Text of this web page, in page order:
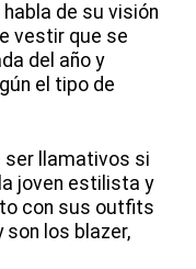
de su visión
vestir que se
del año y
el tipo de
ser llamativos si
joven estilista y
con sus outfits
los blazer,